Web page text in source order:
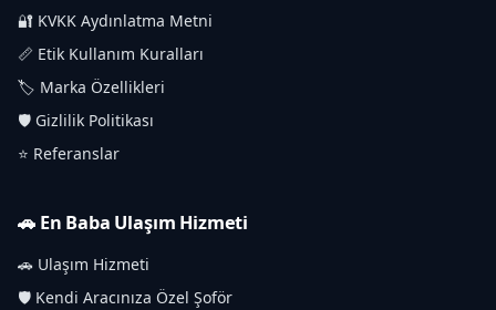
🔐 KVKK Aydınlatma Metni
📏 Etik Kullanım Kuralları
🏷️ Marka Özellikleri
🛡️ Gizlilik Politikası
⭐ Referanslar
🚗 En Baba Ulaşım Hizmeti
🚗 Ulaşım Hizmeti
🛡️ Kendi Aracınıza Özel Şoför